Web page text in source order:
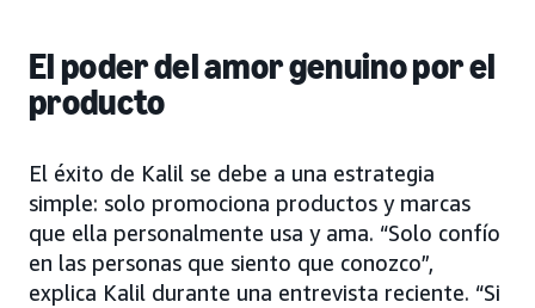
El poder del amor genuino por el
producto
El éxito de Kalil se debe a una estrategia
simple: solo promociona productos y marcas
que ella personalmente usa y ama. “Solo confío
en las personas que siento que conozco”,
explica Kalil durante una entrevista reciente. “Si